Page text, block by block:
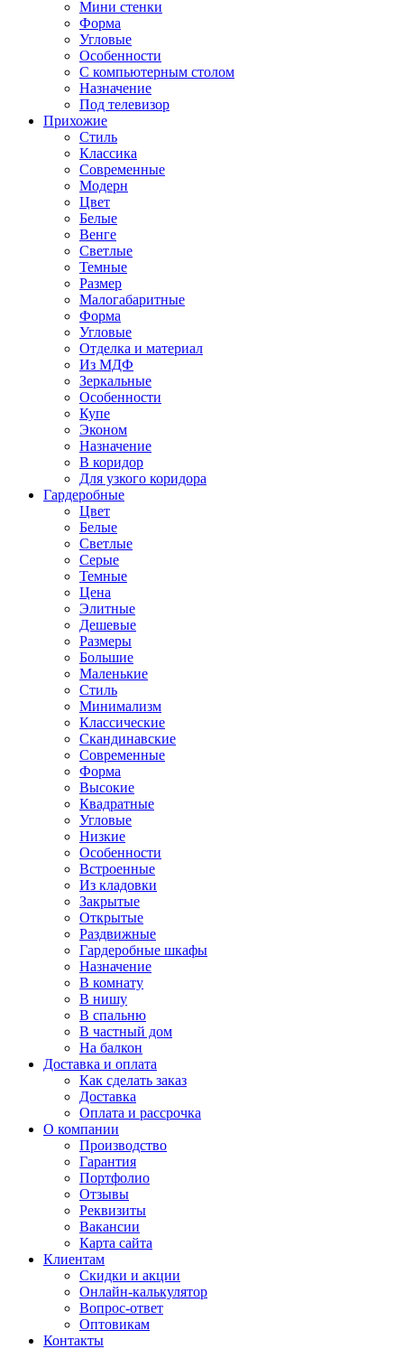
Мини стенки
Форма
Угловые
Особенности
С компьютерным столом
Назначение
Под телевизор
Прихожие
Стиль
Классика
Современные
Модерн
Цвет
Белые
Венге
Светлые
Темные
Размер
Малогабаритные
Форма
Угловые
Отделка и материал
Из МДФ
Зеркальные
Особенности
Купе
Эконом
Назначение
В коридор
Для узкого коридора
Гардеробные
Цвет
Белые
Светлые
Серые
Темные
Цена
Элитные
Дешевые
Размеры
Большие
Маленькие
Стиль
Минимализм
Классические
Скандинавские
Современные
Форма
Высокие
Квадратные
Угловые
Низкие
Особенности
Встроенные
Из кладовки
Закрытые
Открытые
Раздвижные
Гардеробные шкафы
Назначение
В комнату
В нишу
В спальню
В частный дом
На балкон
Доставка и оплата
Как сделать заказ
Доставка
Оплата и рассрочка
О компании
Производство
Гарантия
Портфолио
Отзывы
Реквизиты
Вакансии
Карта сайта
Клиентам
Скидки и акции
Онлайн-калькулятор
Вопрос-ответ
Оптовикам
Контакты